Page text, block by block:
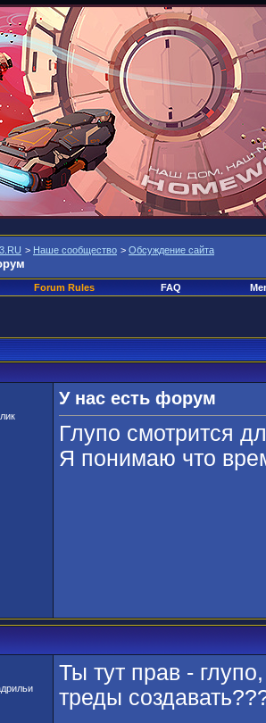
> Наше сообщество > Обсуждение сайта
Forum Rules FAQ
У нас есть форум
Глупо смотрится
Я понимаю что
Ты тут прав -
треды